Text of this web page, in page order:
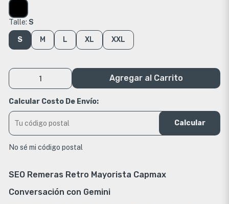
Talle: S
S M L XL XXL
Agregar al Carrito
Calcular Costo De Envío:
Calcular
No sé mi código postal
SEO Remeras Retro Mayorista Capmax
Conversación con Gemini